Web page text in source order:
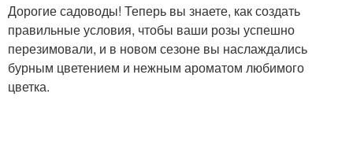
Дорогие садоводы! Теперь вы знаете, как создать
правильные условия, чтобы ваши розы успешно
перезимовали, и в новом сезоне вы наслаждались
бурным цветением и нежным ароматом любимого
цветка.